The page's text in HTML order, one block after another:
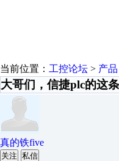
当前位置： 工控论坛 > 产品
大哥们，信捷plc的这
真的铁five
关注 私信